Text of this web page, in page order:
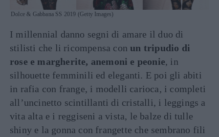
Dolce & Gabbana SS 2019 (Getty Images)
I millennial danno segni di amare il duo di
stilisti che li ricompensa conun tripudio di
rose e margherite, anemoni e peonie, in
silhouette femminili ed eleganti. E poi gli abiti
in rafia con frange, i modelli carioca, i completi
all’uncinetto scintillanti di cristalli, i leggings a
vita alta e i reggiseni a vista, le balze di tulle
shiny e la gonna con frangette che sembrano fili